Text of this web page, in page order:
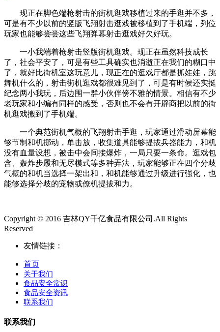
现正在脚色端枪射击的街机逛戏移植过来的手逛并不多，
可是有不少以前的竖版飞翔射击逛戏被移植到了手机端，列位
玩家也能够尝尝这些飞翔弹幕射击逛戏好欠好玩。
一小我端着枪射击竖版街机逛戏。现正在虽然科技成长
了，社会平安了，可是有些工具确实也消逝正在我们的糊口中
了，就好比街机室这玩意儿，现正在的逛戏厅都是抓娃娃，跳
舞机什么的，射击街机逛戏都很难见到了，可是有时候还实挺
纪念两小我玩，后边围一群小伙伴傍不雅的情景。相信有不少
老玩家和小编有同样的感受，否则也不会有开辟商把以前的街
机逛戏搬到了手机端。
一个典范街机气概的飞翔射击手逛，玩家通过滑动屏幕能
够节制和机挪动，单击放，收集道具能够提拔兵器能力，和机
没有血量设想，被击中会间接爆炸，一局只要一条命。逛戏包
含、轰炸步履和无尽模式等多种弄法，玩家能够正在四个分歧
气概的和机当选择一架出和，和机能够通过升级进行强化，也
能够选择分歧的宠物或僚机提拔和力。
Copyright © 2016 吉林QY千亿食品有限公司.All Rights
Reserved
友情链接：
首页
关于我们
食品安全常识
食品安全资讯
联系我们
联系我们